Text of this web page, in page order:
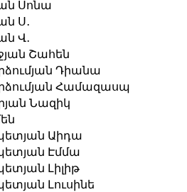
Սոնա
Ս․
Վ․
Շահեն
Դիանա
Համազասպ
Նազիկ
Աիդա
Էմմա
Լիլիթ
Լուսինե